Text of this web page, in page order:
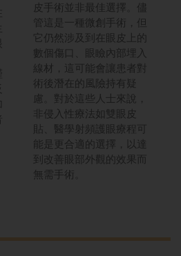
皮手術並非最佳選擇。儘
管這是一種微創手術，但
它仍然涉及到在眼皮上的
數個傷口、眼瞼內部埋入
線材，這可能會讓患者對
術後潛在的風險持有疑
慮。對於這些人士來說，
非侵入性療法如雙眼皮
貼、醫學射頻護眼療程可
能是更合適的選擇，以達
到改善眼部外觀的效果而
無需手術。